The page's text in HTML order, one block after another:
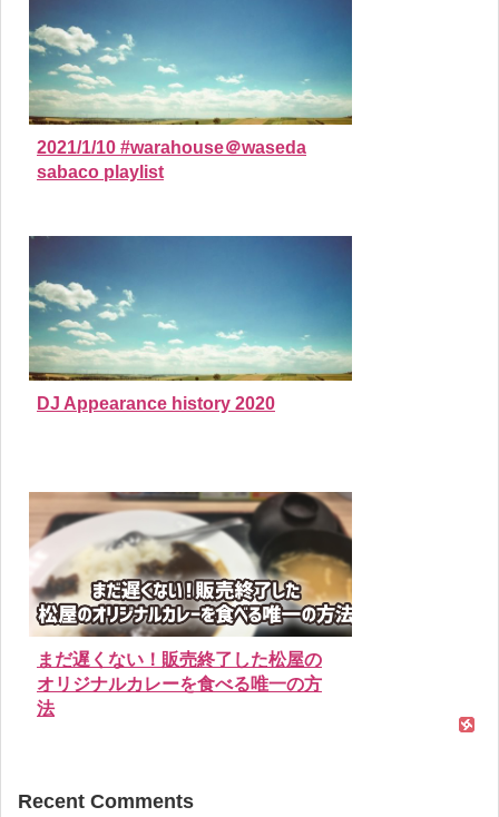
2021/1/10 #warahouse＠waseda
sabaco playlist
DJ Appearance history 2020
まだ遅くない！販売終了した松屋の
オリジナルカレーを食べる唯一の方
法
Recent Comments